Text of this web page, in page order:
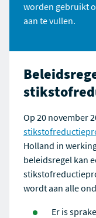
worden gebruikt
aan te vullen.
Op 20 november
Holland in
beleidsregel kan
wordt aan alle
Er is